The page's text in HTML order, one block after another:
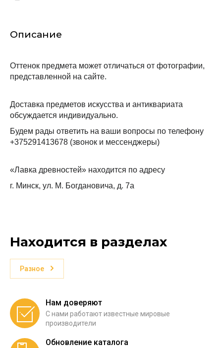
Описание
Оттенок предмета может отличаться от фотографии,
представленной на сайте.
Доставка предметов искусства и антиквариата
обсуждается индивидуально.
Будем рады ответить на ваши вопросы по телефону
+375291413678 (звонок и мессенджеры)
«Лавка древностей» находится по адресу
г. Минск, ул. М. Богдановича, д. 7а
Находится в разделах
Разное
Нам доверяют
С нами работают известные мировые
производители
Обновление каталога